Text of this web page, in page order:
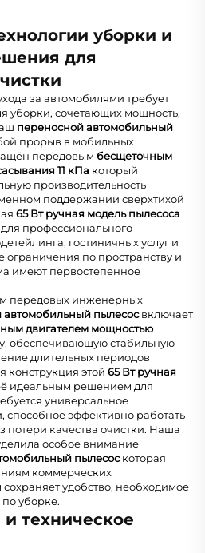
уборки и
для
за автомобилями требует
уборки, сочетающих мощность,
переносной автомобильный
прорыв в мобильных
передовым бесщеточным
11 кПа который
производительность
поддержании сверхтихой
65 Вт ручная модель пылесоса
профессионального
гостиничных услуг и
ограничения по пространству и
имеют первостепенное
передовых инженерных
автомобильный пылесосвключает
двигателем мощностью
обеспечивающую стабильную
длительных периодов
конструкция этой 65 Вт ручная
идеальным решением для
универсальное
способное эффективно работать
потери качества очистки. Наша
особое внимание
пылесоскоторая
коммерческих
удобство, необходимое
уборке.
техническое